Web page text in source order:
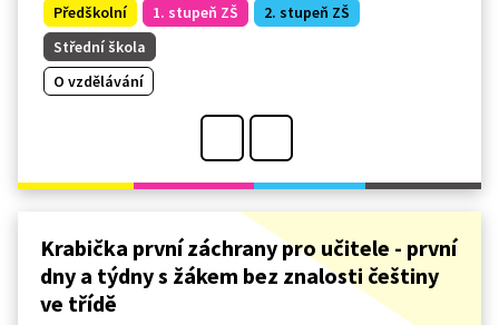
Předškolní 1. stupeň ZŠ
2. stupeň ZŠ
Střední škola
O vzdělávání
Krabička první záchrany pro učitele - první
dny a týdny s žákem bez znalosti češtiny
ve třídě